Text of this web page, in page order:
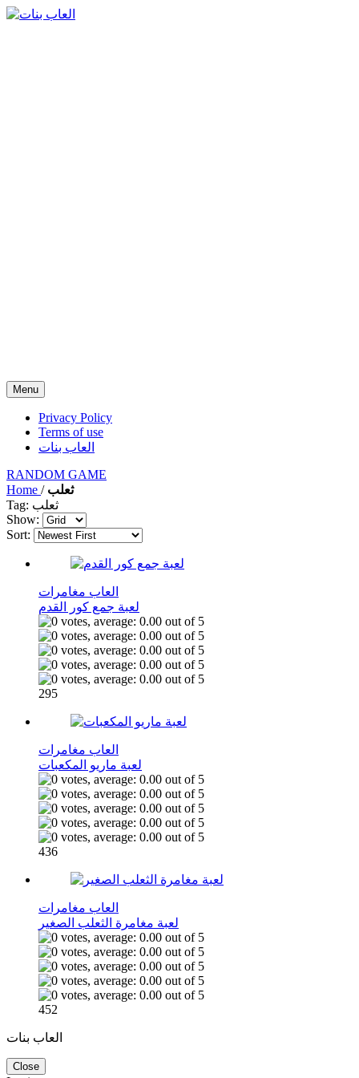
Menu
Privacy Policy
Terms of use
العاب بنات
RANDOM GAME
Home / ثعلب
Tag: ثعلب
Show:
Sort:
العاب مغامرات
لعبة جمع كور القدم
295
العاب مغامرات
لعبة ماريو المكعبات
436
العاب مغامرات
لعبة مغامرة الثعلب الصغير
452
العاب بنات
Close